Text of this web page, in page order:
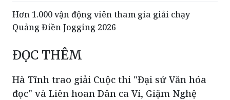
Hơn 1.000 vận động viên tham gia giải chạy
Quảng Điền Jogging 2026
ĐỌC THÊM
Hà Tĩnh trao giải Cuộc thi "Đại sứ Văn hóa
đọc" và Liên hoan Dân ca Ví, Giặm Nghệ